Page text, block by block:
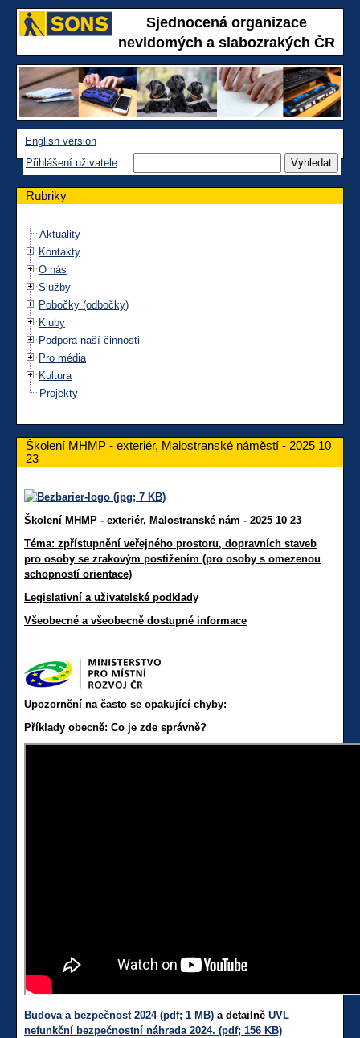
Sjednocená organizace
nevidomých a slabozrakých ČR
English version
Přihlášení uživatele
Rubriky
Aktuality
Kontakty
O nás
Služby
Pobočky (odbočky)
Kluby
Podpora naší činnosti
Pro média
Kultura
Projekty
Školení MHMP - exteriér, Malostranské náměstí - 2025 10
23
Školení MHMP - exteriér, Malostranské nám - 2025 10 23
Téma: zpřístupnění veřejného prostoru, dopravních staveb
pro osoby se zrakovým postižením (pro osoby s omezenou
schopností orientace)
Legislativní a uživatelské podklady
Všeobecné a všeobecně dostupné informace
Upozornění na často se opakující chyby:
Příklady obecně: Co je zde správně?
Budova a bezpečnost 2024 (pdf; 1 MB) a detailně UVL
nefunkční bezpečnostní náhrada 2024. (pdf; 156 KB)